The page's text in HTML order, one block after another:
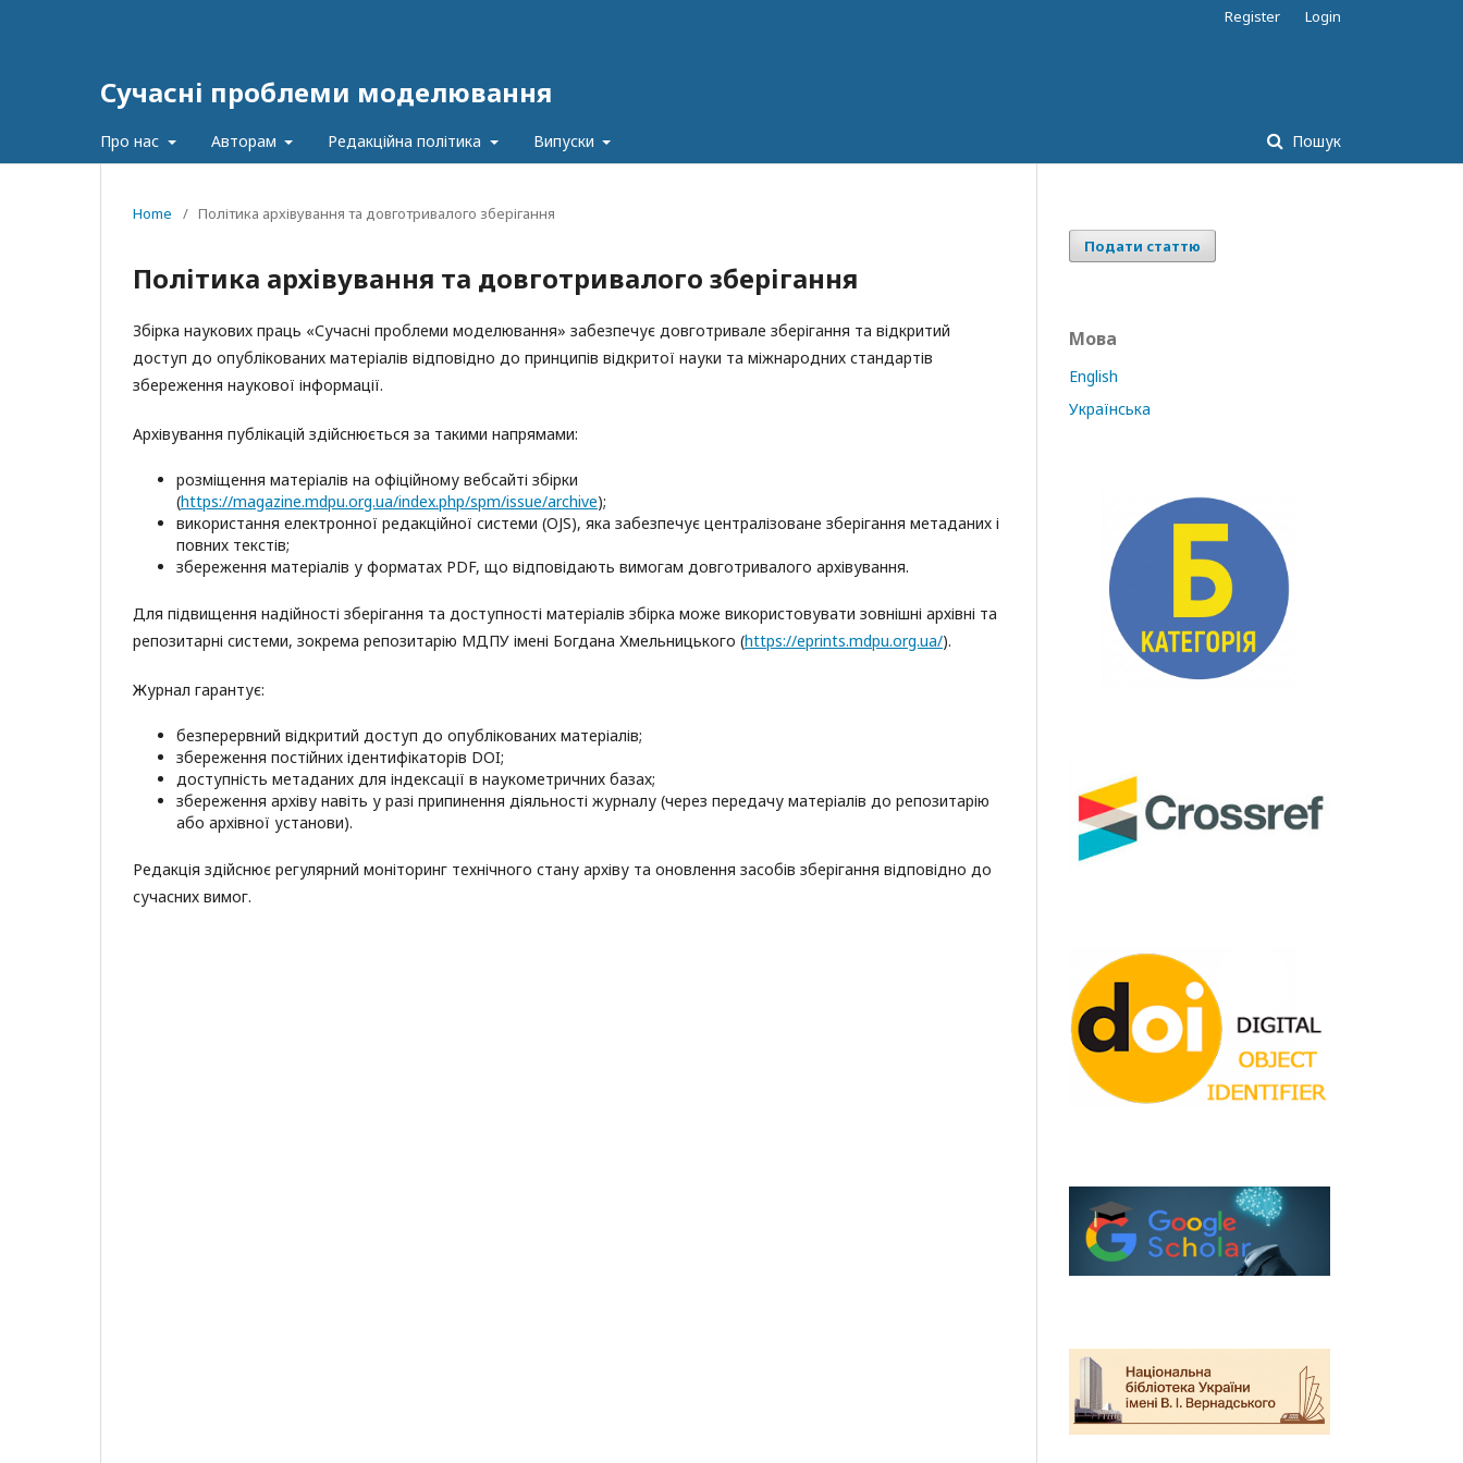
Сучасні проблеми моделювання
Про нас Авторам Редакційна політика Випуски Пошук
Register Login
Home / Політика архівування та довготривалого зберігання
Політика архівування та довготривалого зберігання
Збірка наукових праць «Сучасні проблеми моделювання» забезпечує довготривале зберігання та відкритий
доступ до опублікованих матеріалів відповідно до принципів відкритої науки та міжнародних стандартів
збереження наукової інформації.
Архівування публікацій здійснюється за такими напрямами:
розміщення матеріалів на офіційному вебсайті збірки
(https://magazine.mdpu.org.ua/index.php/spm/issue/archive);
використання електронної редакційної системи (OJS), яка забезпечує централізоване зберігання метаданих і
повних текстів;
збереження матеріалів у форматах PDF, що відповідають вимогам довготривалого архівування.
Для підвищення надійності зберігання та доступності матеріалів збірка може використовувати зовнішні архівні та
репозитарні системи, зокрема репозитарію МДПУ імені Богдана Хмельницького (https://eprints.mdpu.org.ua/).
Журнал гарантує:
безперервний відкритий доступ до опублікованих матеріалів;
збереження постійних ідентифікаторів DOI;
доступність метаданих для індексації в наукометричних базах;
збереження архіву навіть у разі припинення діяльності журналу (через передачу матеріалів до репозитарію
або архівної установи).
Редакція здійснює регулярний моніторинг технічного стану архіву та оновлення засобів зберігання відповідно до
сучасних вимог.
Подати статтю
Мова
English
Українська